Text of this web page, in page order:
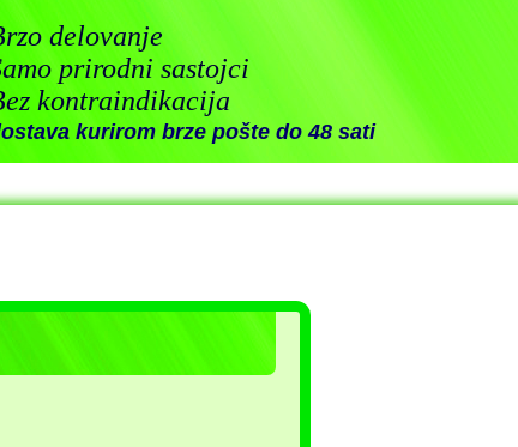
delovanje
prirodni sastojci
kontraindikacija
kurirom brze pošte do 48 sati